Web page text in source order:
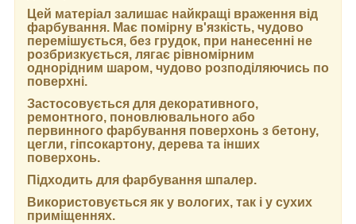
Цей матеріал залишає найкращі враження від
фарбування. Має помірну в'язкість, чудово
перемішується, без грудок, при нанесенні не
розбризкується, лягає рівномірним
однорідним шаром, чудово розподіляючись по
поверхні.
Застосовується для декоративного,
ремонтного, поновлювального або
первинного фарбування поверхонь з бетону,
цегли, гіпсокартону, дерева та інших
поверхонь.
Підходить для фарбування шпалер.
Використовується як у вологих, так і у сухих
приміщеннях.